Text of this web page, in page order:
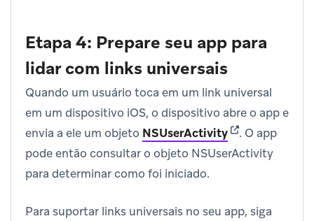
Etapa 4: Prepare seu app para
lidar com links universais
Quando um usuário toca em um link universal
em um dispositivo iOS, o dispositivo abre o app e
envia a ele um objeto NSUserActivity(opens in new
. O app
pode então consultar o objeto NSUserActivity
para determinar como foi iniciado.
Para suportar links universais no seu app, siga